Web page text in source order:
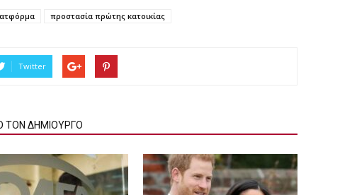
προστασία πρώτης κατοικίας
Twitter
ΤΟΝ ΔΗΜΙΟΥΡΓΟ